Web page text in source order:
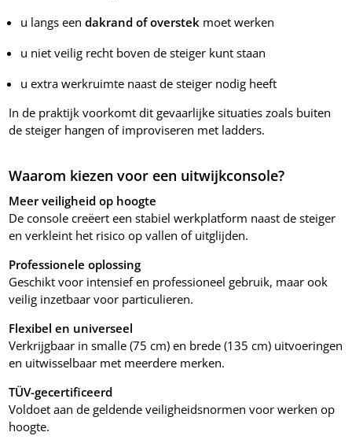
u langs eendakrand of overstek moet werken
u niet veilig recht boven de steiger kunt staan
u extra werkruimte naast de steiger nodig heeft
In de praktijk voorkomt dit gevaarlijke situaties zoals buiten
de steiger hangen of improviseren met ladders.
Waarom kiezen voor een uitwijkconsole?
Meer veiligheid op hoogte
De console creëert een stabiel werkplatform naast de steiger
en verkleint het risico op vallen of uitglijden.
Professionele oplossing
Geschikt voor intensief en professioneel gebruik, maar ook
veilig inzetbaar voor particulieren.
Flexibel en universeel
Verkrijgbaar in smalle (75 cm) en brede (135 cm) uitvoeringen
en uitwisselbaar met meerdere merken.
TÜV-gecertificeerd
Voldoet aan de geldende veiligheidsnormen voor werken op
hoogte.